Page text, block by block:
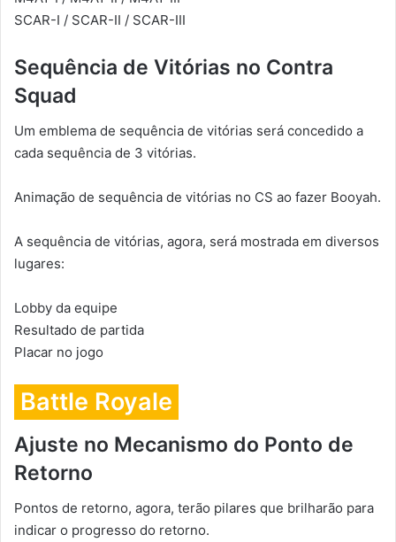
SCAR-I / SCAR-II / SCAR-III
Sequência de Vitórias no Contra
Squad
Um emblema de sequência de vitórias será concedido a
cada sequência de 3 vitórias.
Animação de sequência de vitórias no CS ao fazer Booyah.
A sequência de vitórias, agora, será mostrada em diversos
lugares:
Lobby da equipe
Resultado de partida
Placar no jogo
Battle Royale
Ajuste no Mecanismo do Ponto de
Retorno
Pontos de retorno, agora, terão pilares que brilharão para
indicar o progresso do retorno.